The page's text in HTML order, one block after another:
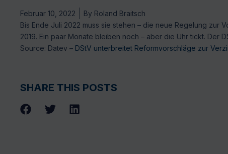
Februar 10, 2022 By Roland Braitsch
Bis Ende Juli 2022 muss sie stehen – die neue Regelung zur
2019. Ein paar Monate bleiben noch – aber die Uhr tickt. Der
Source: Datev – DStV unterbreitet Reformvorschläge zur
SHARE THIS POSTS